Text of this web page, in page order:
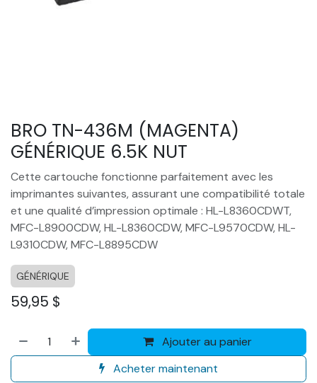
BRO TN-436M (MAGENTA)
GÉNÉRIQUE 6.5K NUT
Cette cartouche fonctionne parfaitement avec les
imprimantes suivantes, assurant une compatibilité totale
et une qualité d’impression optimale : HL-L8360CDWT,
MFC-L8900CDW, HL-L8360CDW, MFC-L9570CDW, HL-
L9310CDW, MFC-L8895CDW
GÉNÉRIQUE
59,95 $
Ajouter au panier
Acheter maintenant